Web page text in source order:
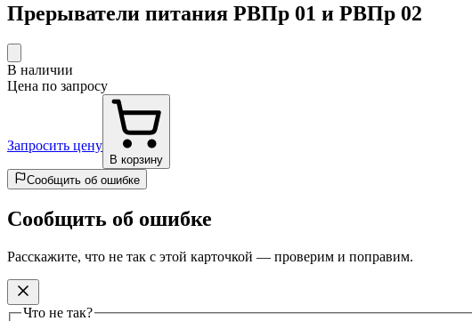
Прерыватели питания РВПр 01 и РВПр 02
В наличии
Цена по запросу
Запросить цену
В корзину
Сообщить об ошибке
Сообщить об ошибке
Расскажите, что не так с этой карточкой — проверим и поправим.
Что не так?